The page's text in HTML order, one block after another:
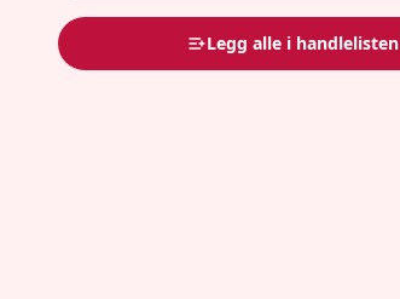
Legg alle i handlelisten